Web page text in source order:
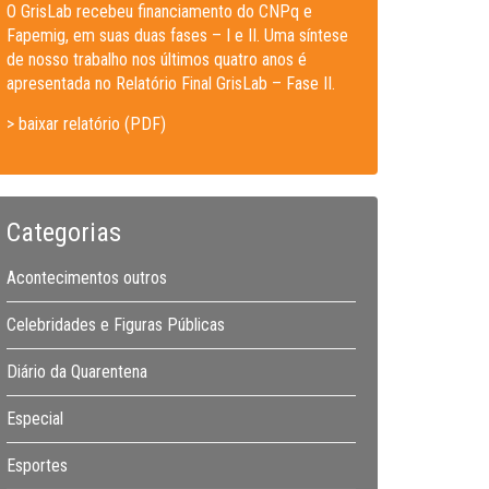
O GrisLab recebeu financiamento do CNPq e
Fapemig, em suas duas fases – I e II. Uma síntese
de nosso trabalho nos últimos quatro anos é
apresentada no Relatório Final GrisLab – Fase II.
> baixar relatório (PDF)
Categorias
Acontecimentos outros
Celebridades e Figuras Públicas
Diário da Quarentena
Especial
Esportes